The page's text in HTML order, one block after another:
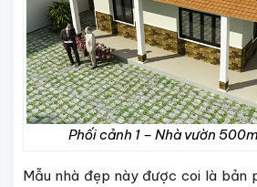
Phối cảnh 1 – Nhà vườn
Mẫu nhà đẹp này được coi là bản